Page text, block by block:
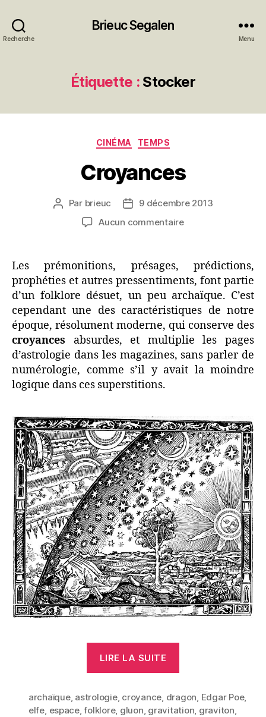
Recherche
Brieuc Segalen
Menu
Étiquette : Stocker
Catégories
CINÉMA TEMPS
Croyances
Auteur
l’article
Par brieuc
Date9 décembre 2013
Aucun commentairesur
Les prémonitions, présages, prédictions,
prophéties et autres pressentiments, font partie
d’un folklore désuet, un peu archaïque. C’est
cependant une des caractéristiques de notre
époque, résolument moderne, qui conserve des
croyances absurdes, et multiplie les pages
d’astrologie dans les magazines, sans parler de
numérologie, comme s’il y avait la moindre
logique dans ces superstitions.
LIRE LA SUITE
archaïque, astrologie, croyance, dragon, Edgar Poe,
elfe, espace,folklore, gluon, gravitation, graviton,